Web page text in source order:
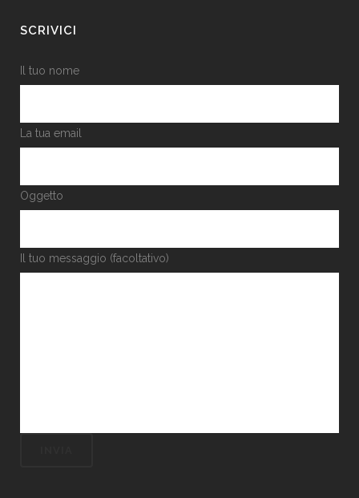
SCRIVICI
Il tuo nome
La tua email
Oggetto
Il tuo messaggio (facoltativo)